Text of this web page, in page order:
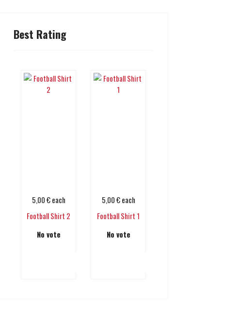
Best Rating
5,00 € each
Football Shirt 2
No vote
5,00 € each
Football Shirt 1
No vote